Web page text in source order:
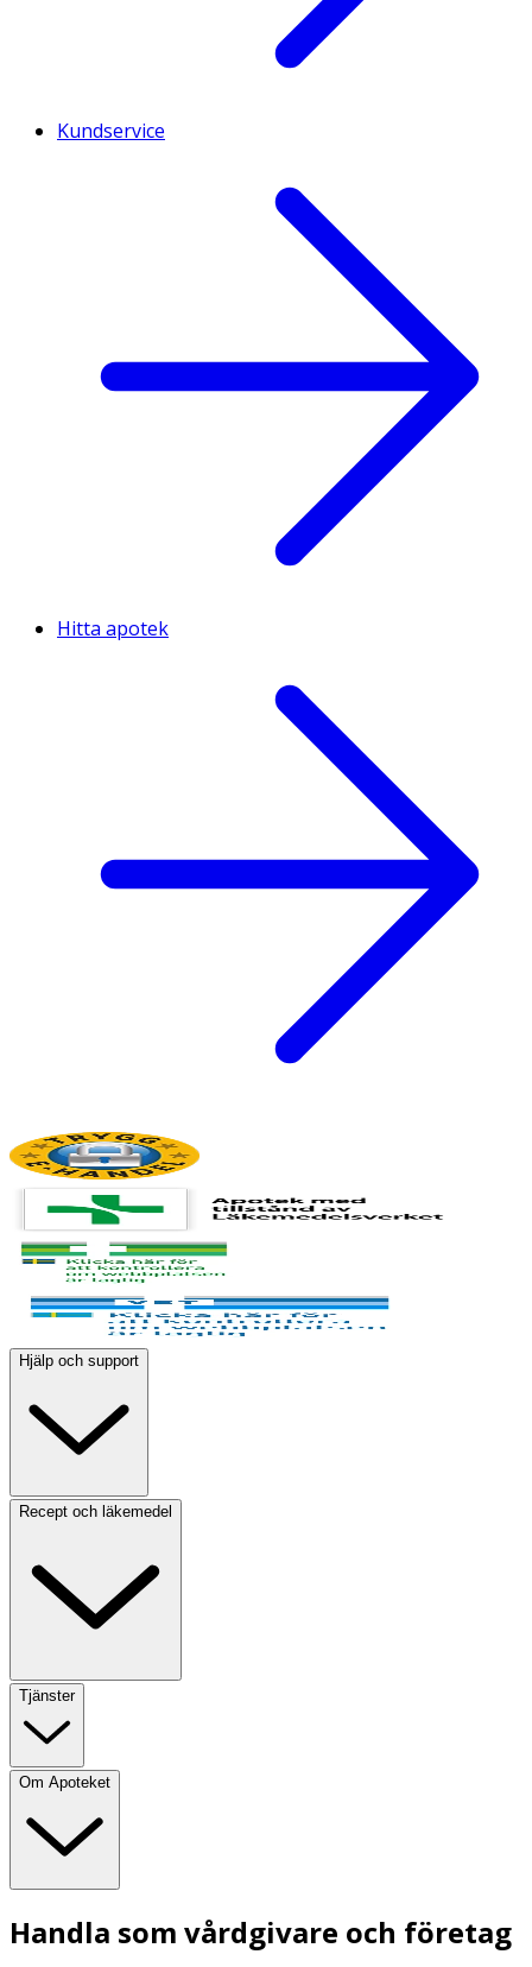
Kundservice
Hitta apotek
Hjälp och support
Recept och läkemedel
Tjänster
Om Apoteket
Handla som vårdgivare och företag